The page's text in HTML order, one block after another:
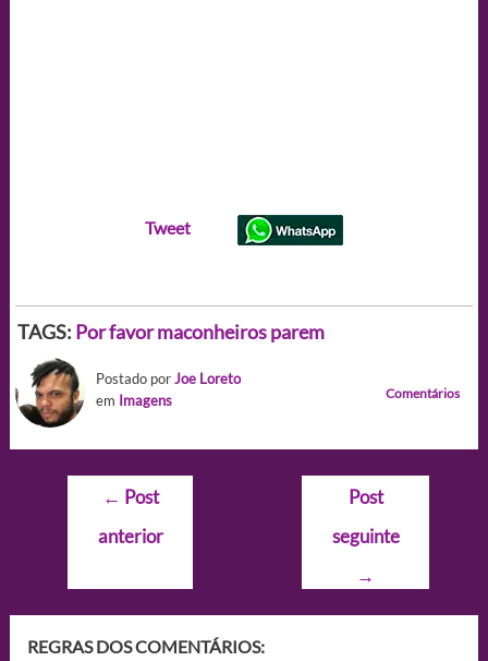
Tweet
TAGS: Por favor maconheiros parem
Postado porJoe Loreto
em Imagens Comentários
Navegação
Post
← Post
anterior
Post
seguinte
→
REGRAS DOS COMENTÁRIOS: